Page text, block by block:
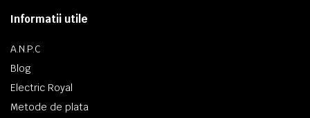
Informatii utile
A.N.P.C
Blog
Electric Royal
Metode de plata